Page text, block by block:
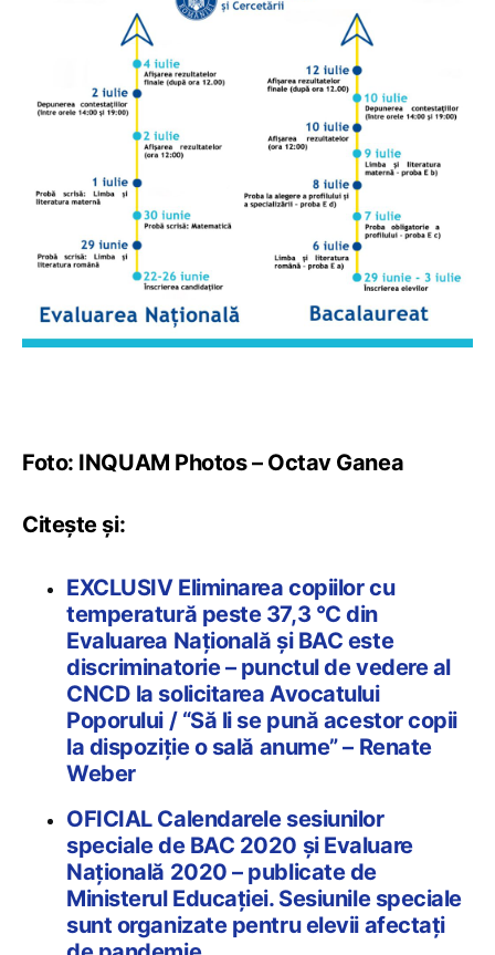
Foto: INQUAM Photos – Octav Ganea
Citește și:
EXCLUSIV Eliminarea copiilor cu
temperatură peste 37,3 °C din
Evaluarea Națională și BAC este
discriminatorie – punctul de vedere al
CNCD la solicitarea Avocatului
Poporului / “Să li se pună acestor copii
la dispoziție o sală anume” – Renate
Weber
OFICIAL Calendarele sesiunilor
speciale de BAC 2020 și Evaluare
Națională 2020 – publicate de
Ministerul Educației. Sesiunile speciale
sunt organizate pentru elevii afectați